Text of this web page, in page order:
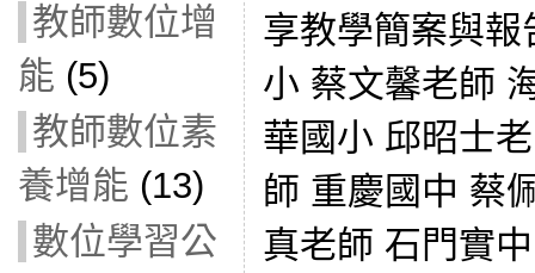
教師數位增
能 (5)
教師數位素
養增能 (13)
數位學習公
享教學簡案與
小 蔡文馨老師
華國小 邱昭士
師 重慶國中 蔡
真老師 石門實